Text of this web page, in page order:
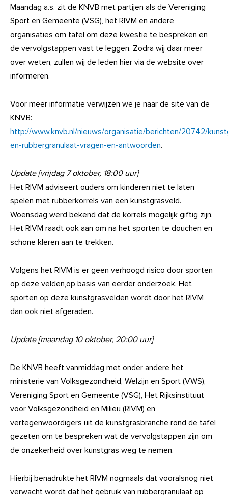
Maandag a.s. zit de KNVB met partijen als de Vereniging
Sport en Gemeente (VSG), het RIVM en andere
organisaties om tafel om deze kwestie te bespreken en
de vervolgstappen vast te leggen. Zodra wij daar meer
over weten, zullen wij de leden hier via de website over
informeren.
Voor meer informatie verwijzen we je naar de site van de
KNVB:
http://www.knvb.nl/nieuws/organisatie/berichten/20742/
en-rubbergranulaat-vragen-en-antwoorden.
Update [vrijdag 7 oktober, 18:00 uur]
Het RIVM adviseert ouders om kinderen niet te laten
spelen met rubberkorrels van een kunstgrasveld.
Woensdag werd bekend dat de korrels mogelijk giftig zijn.
Het RIVM raadt ook aan om na het sporten te douchen en
schone kleren aan te trekken.
Volgens het RIVM is er geen verhoogd risico door sporten
op deze velden,op basis van eerder onderzoek. Het
sporten op deze kunstgrasvelden wordt door het RIVM
dan ook niet afgeraden.
Update [maandag 10 oktober, 20:00 uur]
De KNVB heeft vanmiddag met onder andere het
ministerie van Volksgezondheid, Welzijn en Sport (VWS),
Vereniging Sport en Gemeente (VSG), Het Rijksinstituut
voor Volksgezondheid en Milieu (RIVM) en
vertegenwoordigers uit de kunstgrasbranche rond de tafel
gezeten om te bespreken wat de vervolgstappen zijn om
de onzekerheid over kunstgras weg te nemen.
Hierbij benadrukte het RIVM nogmaals dat vooralsnog niet
verwacht wordt dat het gebruik van rubbergranulaat op